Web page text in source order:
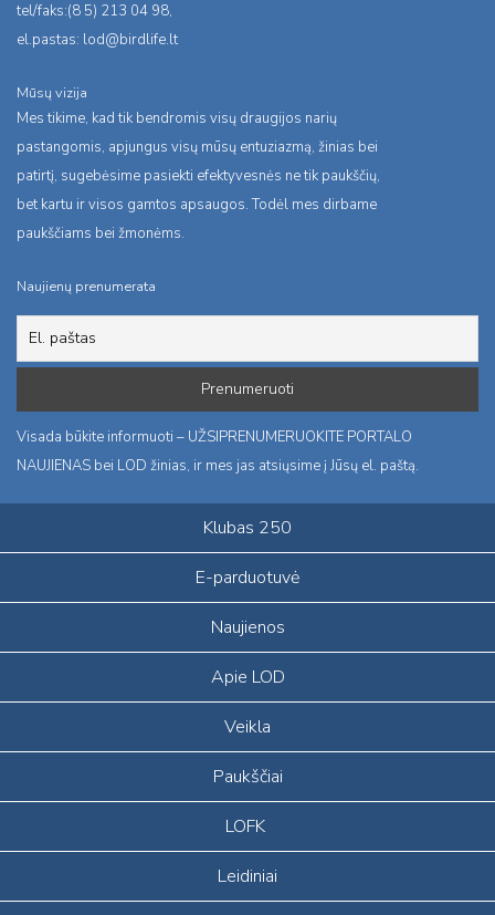
tel/faks:(8 5) 213 04 98,
el.pastas: lod@birdlife.lt
Mūsų vizija
Mes tikime, kad tik bendromis visų draugijos narių
pastangomis, apjungus visų mūsų entuziazmą, žinias bei
patirtį, sugebėsime pasiekti efektyvesnės ne tik paukščių,
bet kartu ir visos gamtos apsaugos. Todėl mes dirbame
paukščiams bei žmonėms.
Naujienų prenumerata
Visada būkite informuoti – UŽSIPRENUMERUOKITE PORTALO
NAUJIENAS bei LOD žinias, ir mes jas atsiųsime į Jūsų el. paštą.
Klubas 250
E-parduotuvė
Naujienos
Apie LOD
Veikla
Paukščiai
LOFK
Leidiniai